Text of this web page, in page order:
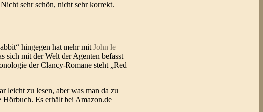
sehr schön, nicht sehr korrekt.
hingegen hat mehr mit John le
sich mit der Welt der Agenten befasst
der Clancy-Romane steht „Red
leicht zu lesen, aber was man da zu
Hörbuch. Es erhält bei Amazon.de